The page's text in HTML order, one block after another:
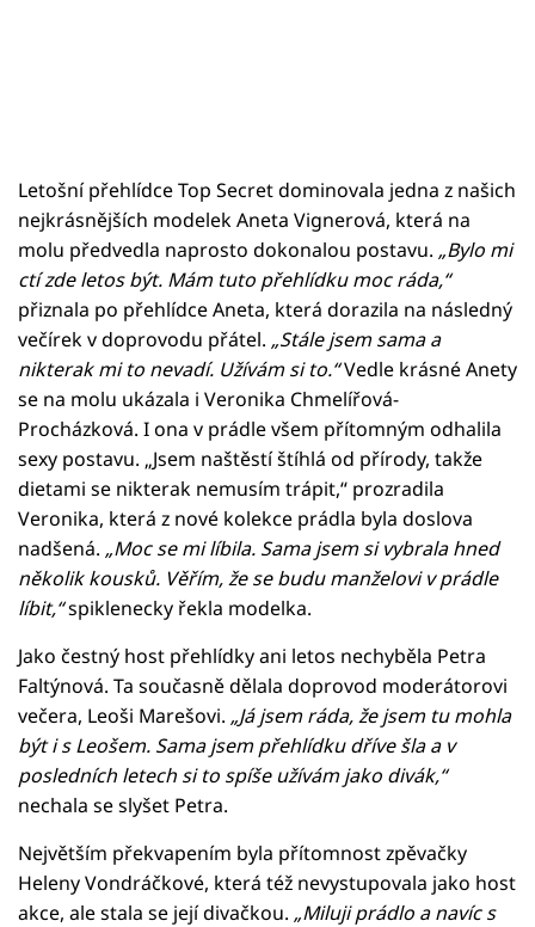
Letošní přehlídce Top Secret dominovala jedna z našich
nejkrásnějších modelek Aneta Vignerová, která na
molu předvedla naprosto dokonalou postavu. „Bylo mi
ctí zde letos být. Mám tuto přehlídku moc ráda,“
přiznala po přehlídce Aneta, která dorazila na následný
večírek v doprovodu přátel. „Stále jsem sama a
nikterak mi to nevadí. Užívám si to.“Vedle krásné Anety
se na molu ukázala i Veronika Chmelířová-
Procházková. I ona v prádle všem přítomným odhalila
sexy postavu. „Jsem naštěstí štíhlá od přírody, takže
dietami se nikterak nemusím trápit,“ prozradila
Veronika, která z nové kolekce prádla byla doslova
nadšená. „Moc se mi líbila. Sama jsem si vybrala hned
několik kousků. Věřím, že se budu manželovi v prádle
líbit,“spiklenecky řekla modelka.
Jako čestný host přehlídky ani letos nechyběla Petra
Faltýnová. Ta současně dělala doprovod moderátorovi
večera, Leoši Marešovi. „Já jsem ráda, že jsem tu mohla
být i s Leošem. Sama jsem přehlídku dříve šla a v
posledních letech si to spíše užívám jako divák,“
nechala se slyšet Petra.
Největším překvapením byla přítomnost zpěvačky
Heleny Vondráčkové, která též nevystupovala jako host
akce, ale stala se její divačkou. „Miluji prádlo a navíc s